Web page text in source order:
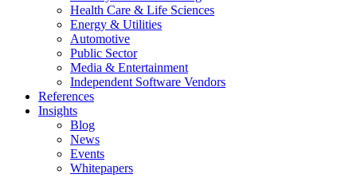
Health Care & Life Sciences
Energy & Utilities
Automotive
Public Sector
Media & Entertainment
Independent Software Vendors
References
Insights
Blog
News
Events
Whitepapers